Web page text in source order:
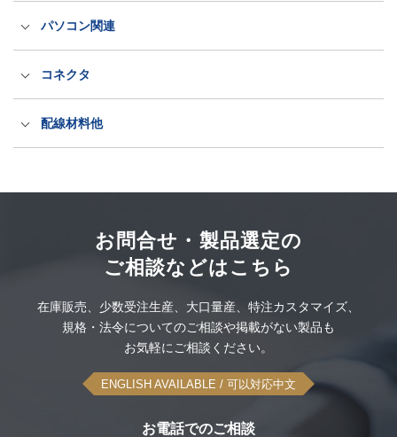
国内用電源ケーブル（ACコード）
抜け防止電源ケーブル（ロック式）
このカテゴリーをすべて表示
パソコン関連
産業規格タッチパネルPC
UPS無停電電源装置
可搬型蓄電システム
このカテゴリーをすべて表示
コネクタ
出力プラグ・コネクタ
このカテゴリーをすべて表示
配線材料他
感染対策品
このカテゴリーをすべて表示
お問合せ・製品選定の
ご相談などはこちら
在庫販売、 少数受注生産、 大口量産、 特注カスタマイズ、
規格・法令についてのご相談や掲載がない製品も
お気軽にご相談ください。
ENGLISH AVAILABLE / 可以対応中文
お電話でのご相談